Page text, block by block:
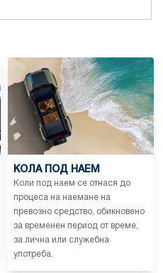
КОЛА ПОД НАЕМ
Коли под наем се отнася до
процеса на наемане на
превозно средство, обикновено
за временен период от време,
за лична или служебна
употреба.